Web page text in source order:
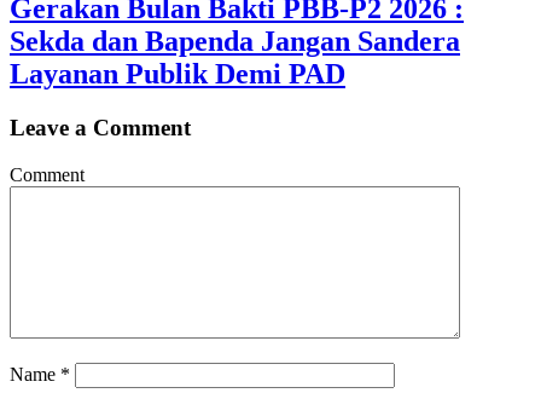
Gerakan Bulan Bakti PBB-P2 2026 :
Sekda dan Bapenda Jangan Sandera
Layanan Publik Demi PAD
Leave a Comment
Comment
Name *